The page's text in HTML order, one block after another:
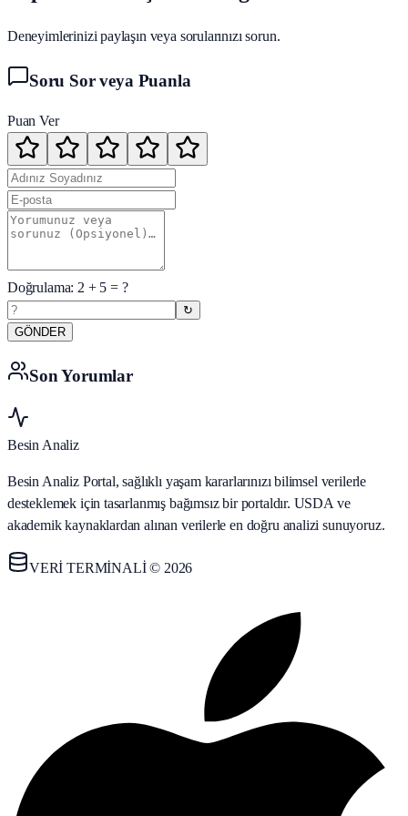
Deneyimlerinizi paylaşın veya sorularınızı sorun.
Soru Sor veya Puanla
Puan Ver
Doğrulama:2+ 5 = ?
↻
GÖNDER
Son Yorumlar
Besin Analiz
Besin Analiz Portal, sağlıklı yaşam kararlarınızı bilimsel verilerle
desteklemek için tasarlanmış bağımsız bir portaldır. USDA ve
akademik kaynaklardan alınan verilerle en doğru analizi sunuyoruz.
VERİ TERMİNALİ © 2026